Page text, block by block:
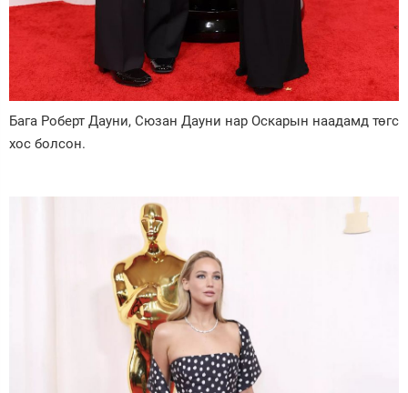
Бага Роберт Дауни, Сюзан Дауни нар Оскарын наадамд төгс
хос болсон.